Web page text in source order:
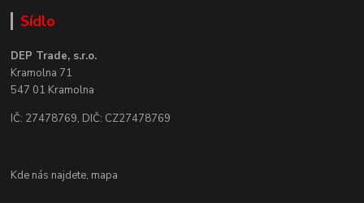
Sídlo
DEP Trade, s.r.o.
Kramolna 71
547 01 Kramolna
IČ: 27478769, DIČ: CZ27478769
Kde nás najdete, mapa